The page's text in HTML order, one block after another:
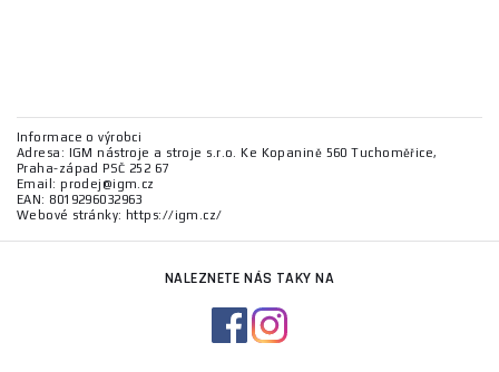
Informace o výrobci
Adresa: IGM nástroje a stroje s.r.o. Ke Kopanině 560 Tuchoměřice,
Praha-západ PSČ 252 67
Email: prodej@igm.cz
EAN: 8019296032963
Webové stránky: https://igm.cz/
NALEZNETE NÁS TAKY NA